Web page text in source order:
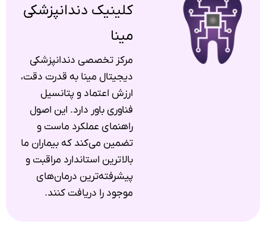
کلینیک دندانپزشکی
مینا
مرکز تخصصی دندانپزشکی
دیجیتال مینا به قدرت دقت،
ارزش اعتماد و پتانسیل
فناوری باور دارد. این اصول
راهنمای عملکرد ماست و
تضمین می‌کند که بیماران ما
بالاترین استاندارد مراقبت و
پیشرفته‌ترین درمان‌های
موجود را دریافت کنند.